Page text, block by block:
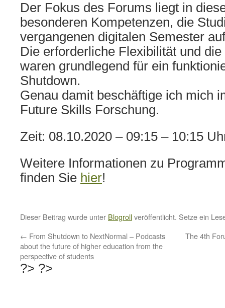
Der Fokus des Forums liegt in
besonderen Kompetenzen, die
vergangenen digitalen Semester
Die erforderliche Flexibilität und
waren grundlegend für ein
Shutdown.
Genau damit beschäftige ich mich
Future Skills Forschung.
Zeit: 08.10.2020 – 09:15 – 10:15
Weitere Informationen zu
finden Sie hier!
Dieser Beitrag wurde unter Blogrollveröffentlicht. Setze ein
← From Shutdown to NextNormal – Podcasts
about the future of higher education from the
perspective of students
The 4th
?> ?>